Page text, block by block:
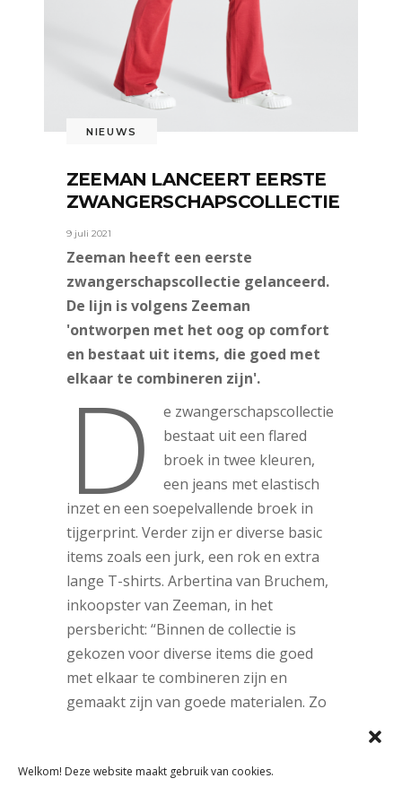
Welkom! Deze website maakt gebruik van cookies.
NIEUWS
ZEEMAN LANCEERT EERSTE
ZWANGERSCHAPSCOLLECTIE
9 juli 2021
Zeeman heeft een eerste
zwangerschapscollectie gelanceerd.
De lijn is volgens Zeeman
'ontworpen met het oog op comfort
en bestaat uit items, die goed met
elkaar te combineren zijn'.
D
e zwangerschapscollectie
bestaat uit een flared
broek in twee kleuren,
een jeans met elastisch
inzet en een soepelvallende broek in
tijgerprint. Verder zijn er diverse basic
items zoals een jurk, een rok en extra
lange T-shirts. Arbertina van Bruchem,
inkoopster van Zeeman, in het
persbericht: “Binnen de collectie is
gekozen voor diverse items die goed
met elkaar te combineren zijn en
gemaakt zijn van goede materialen. Zo
betaalbaar.” Volgens Zeeman is de